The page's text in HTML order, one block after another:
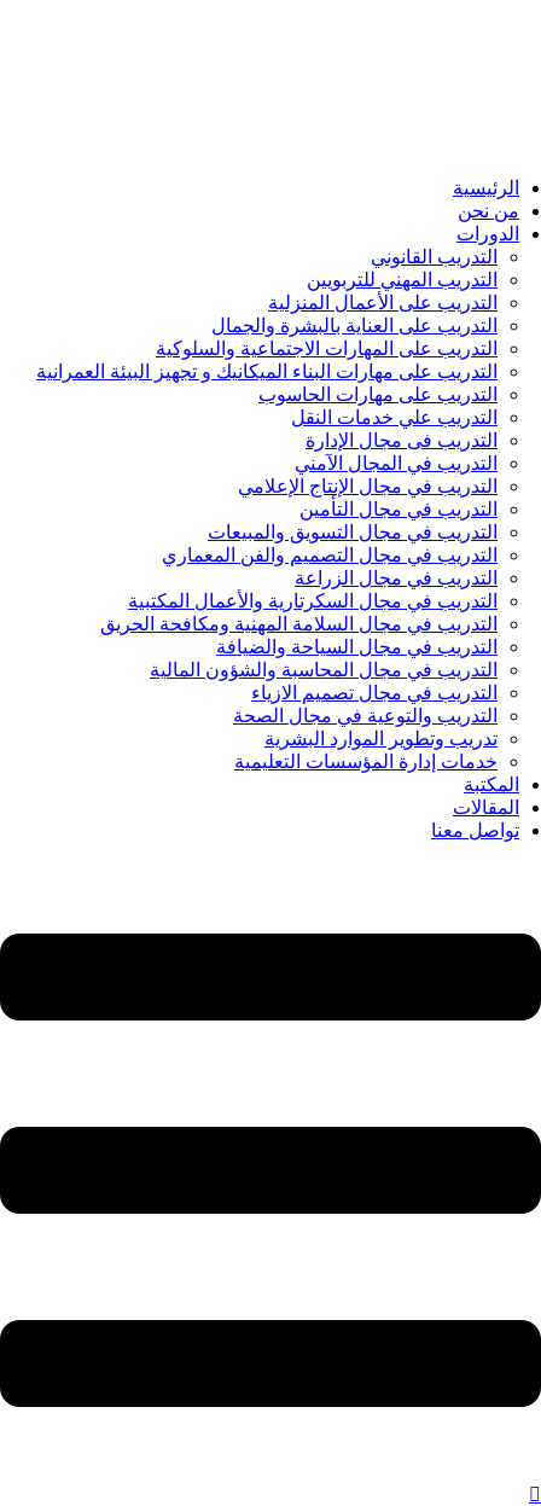
الرئيسية
من نحن
الدورات
التدريب القانوني
التدريب المهني للتربويين
التدريب على الأعمال المنزلية
التدريب على العناية بالبشرة والجمال
التدريب على المهارات الاجتماعية والسلوكية
التدريب على مهارات البناء الميكانيك و تجهيز البيئة العمرانية
التدريب على مهارات الحاسوب
التدريب علي خدمات النقل
التدريب فى مجال الإدارة
التدريب في المجال الآمني
التدريب في مجال الإنتاج الإعلامي
التدريب في مجال التأمين
التدريب في مجال التسويق والمبيعات
التدريب في مجال التصميم والفن المعماري
التدريب في مجال الزراعة
التدريب في مجال السكرتارية والأعمال المكتبية
التدريب في مجال السلامة المهنية ومكافحة الحريق
التدريب في مجال السياحة والضيافة
التدريب في مجال المحاسبة والشؤون المالية
التدريب في مجال تصميم الازياء
التدريب والتوعية في مجال الصحة
تدريب وتطوير الموارد البشرية
خدمات إدارة المؤسسات التعليمية
المكتبة
المقالات
تواصل معنا